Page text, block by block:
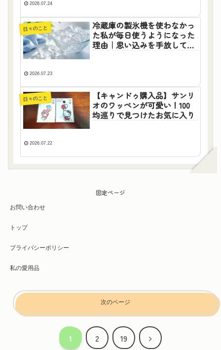
2026.07.24
日々のこと
冷蔵庫の製氷機を使わなかっ
た私が毎日使うようになった
理由｜思い込みを手放して気
2026.07.23
日々のこと
【キャンドゥ購入品】サンリ
オのワッペンが可愛い！100
均巡りで見つけたお気に入り
2026.07.22
固定ページ
お問い合わせ
トップ
プライバシーポリシー
私の愛用品
次のページ
1 2 19 次